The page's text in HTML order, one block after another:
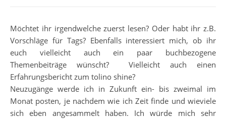
Möchtet ihr irgendwelche zuerst lesen? Oder habt ihr z.B.
Vorschläge für Tags? Ebenfalls interessiert mich, ob ihr
euch vielleicht auch ein paar buchbezogene
Themenbeiträge wünscht? Vielleicht auch einen
Erfahrungsbericht zum tolino shine?
Neuzugänge werde ich in Zukunft ein- bis zweimal im
Monat posten, je nachdem wie ich Zeit finde und wieviele
sich eben angesammelt haben. Ich würde mich sehr